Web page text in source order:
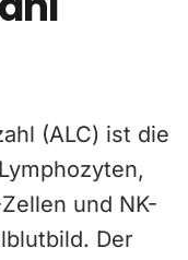
(ALC) ist die
und NK-
Der